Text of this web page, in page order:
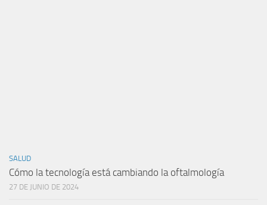
SALUD
Cómo la tecnología está cambiando la oftalmología
27 DE JUNIO DE 2024